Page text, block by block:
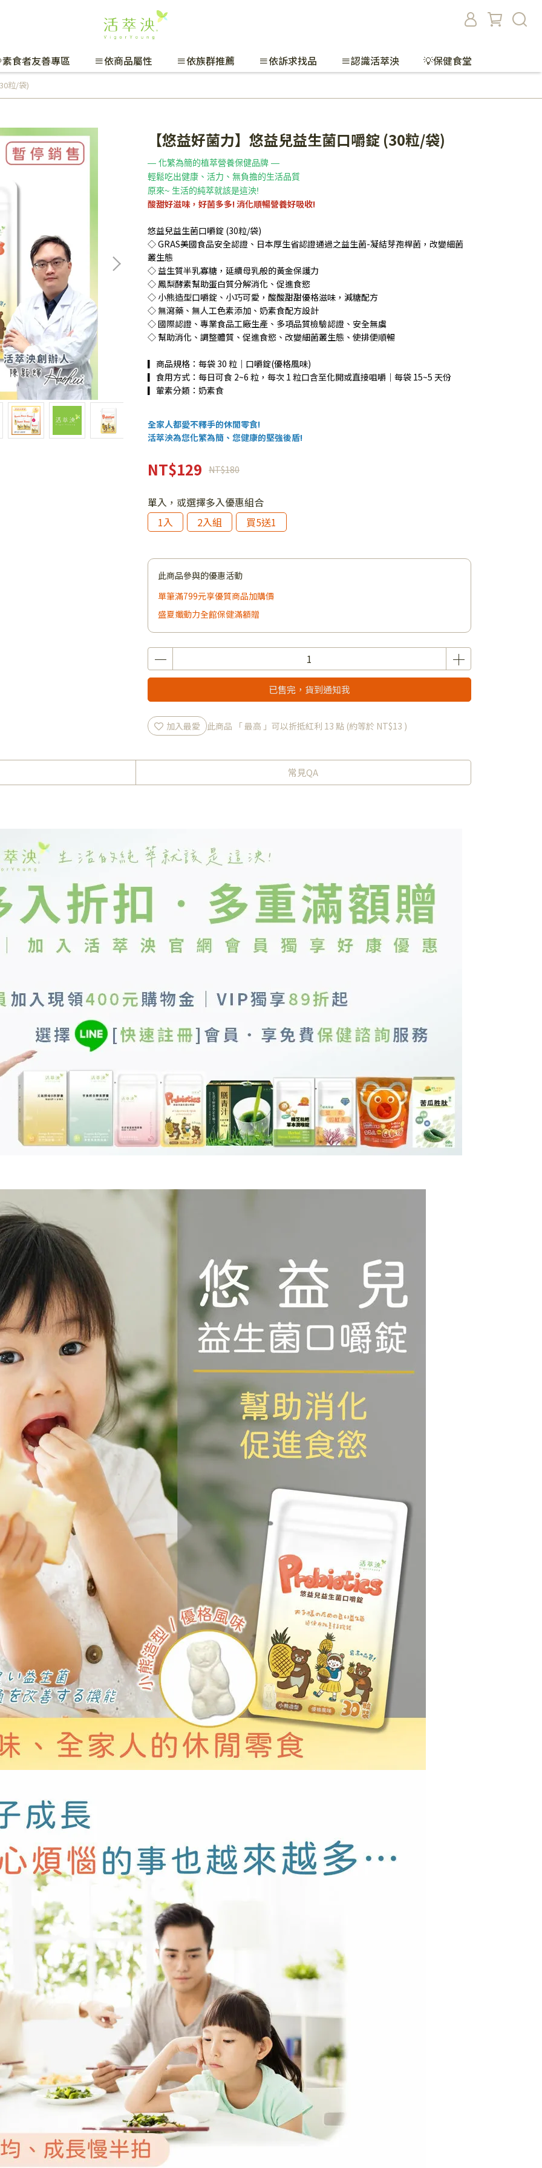
素食者友善專區 ≡依商品屬性 ≡依族群推薦 ≡依訴求找品 ≡認識活萃泱 💡保健食堂
粒/袋)
【悠益好菌力】悠益兒益生菌口嚼錠 (30粒/袋)
— 化繁為簡的植萃營養保健品牌 —
輕鬆吃出健康、活力、無負擔的生活品質
原來~ 生活的純萃就該是這泱!
酸甜好滋味，好菌多多! 消化順暢營養好吸收!
悠益兒益生菌口嚼錠 (30粒/袋)
◇ GRAS美國食品安全認證、日本厚生省認證通過之益生菌-凝結芽孢桿菌，改變細菌
叢生態
◇ 益生質半乳寡糖，延續母乳般的黃金保護力
◇ 鳳梨酵素幫助蛋白質分解消化、促進食慾
◇ 小熊造型口嚼錠、小巧可愛，酸酸甜甜優格滋味，減糖配方
◇ 無瀉藥、無人工色素添加、奶素食配方設計
◇ 國際認證、專業食品工廠生產、多項品質檢驗認證、安全無虞
◇ 幫助消化、調整體質、促進食慾、改變細菌叢生態、使排便順暢
▎商品規格：每袋 30 粒｜口嚼錠(優格風味)
▎食用方式：每日可食 2~6 粒，每次 1 粒口含至化開或直接咀嚼｜每袋 15~5 天份
▎葷素分類：奶素食
全家人都愛不釋手的休閒零食!
活萃泱為您化繁為簡、您健康的堅強後盾!
NT$129 NT$180
單入，或選擇多入優惠組合
1入
2入組 買5送1
此商品參與的優惠活動
單筆滿799元享優質商品加購價
盛夏孅動力全館保健滿額贈
已售完，貨到通知我
加入最愛 此商品 「 最高 」可以折抵紅利 13 點 (約等於 NT$13 )
常見QA